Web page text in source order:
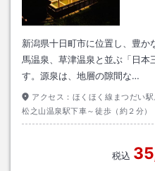
新潟県十日町市に位置し、豊
馬温泉、草津温泉と並ぶ「日本
す。源泉は、地層の隙間な…
アクセス： ほくほく線まつだい
松之山温泉駅下車～徒歩（約２分）
税込